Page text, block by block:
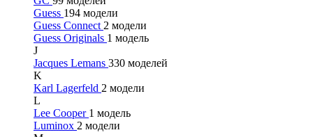
Guess 194 модели
Guess Connect 2 модели
Guess Originals 1 модель
J
Jacques Lemans 330 моделей
K
Karl Lagerfeld 2 модели
L
Lee Cooper 1 модель
Luminox 2 модели